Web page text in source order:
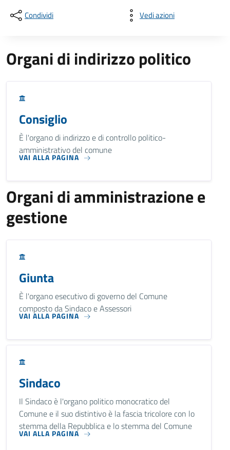
Condividi Vedi azioni
Organi di indirizzo politico
Consiglio
È l'organo di indirizzo e di controllo politico-
amministrativo del comune
VAI ALLA PAGINA
Organi di amministrazione e
gestione
Giunta
È l'organo esecutivo di governo del Comune
composto da Sindaco e Assessori
VAI ALLA PAGINA
Sindaco
Il Sindaco è l'organo politico monocratico del
Comune e il suo distintivo è la fascia tricolore con lo
stemma della Repubblica e lo stemma del Comune
VAI ALLA PAGINA